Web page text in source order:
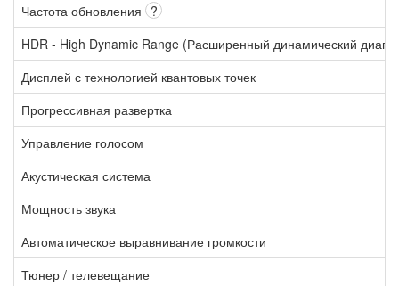
Частота обновления ?
HDR - High Dynamic Range (Расширенный динамический
Дисплей с технологией квантовых точек
Прогрессивная развертка
Управление голосом
Акустическая система
Мощность звука
Автоматическое выравнивание громкости
Тюнер / телевещание